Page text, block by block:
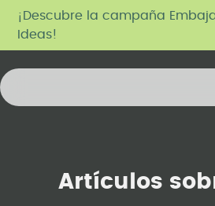
¡Descubre la campaña
Ideas!
Artículos